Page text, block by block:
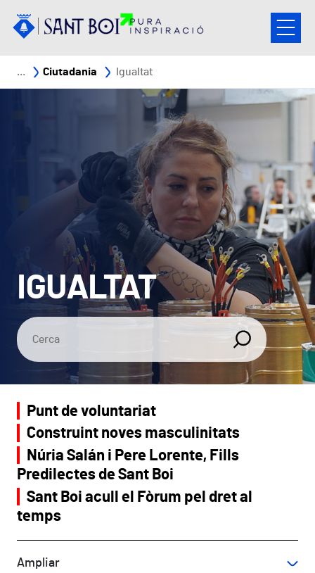
Fil d'ariadna
Ciutadania Igualtat
IGUALTAT
Punt de voluntariat
Construint noves masculinitats
Núria Salán i Pere Lorente, Fills
Predilectes de Sant Boi
Sant Boi acull el Fòrum pel dret al
temps
Ampliar